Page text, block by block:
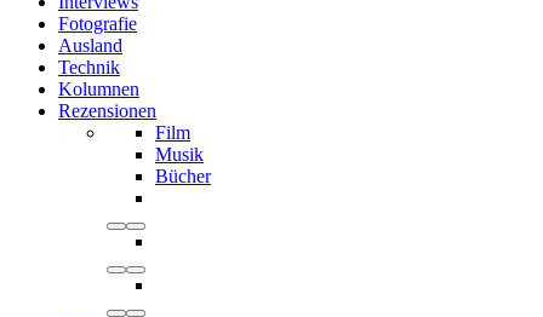
Fotografie
Ausland
Technik
Kolumnen
Rezensionen
Film
Musik
Bücher